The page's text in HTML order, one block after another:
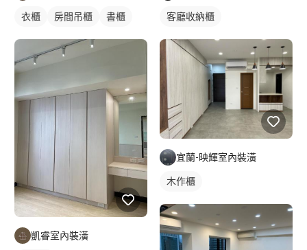
衣櫃 房間吊櫃 書櫃
凱睿室內裝潢
客廳收納櫃
宜蘭-映輝室內裝潢
木作櫃